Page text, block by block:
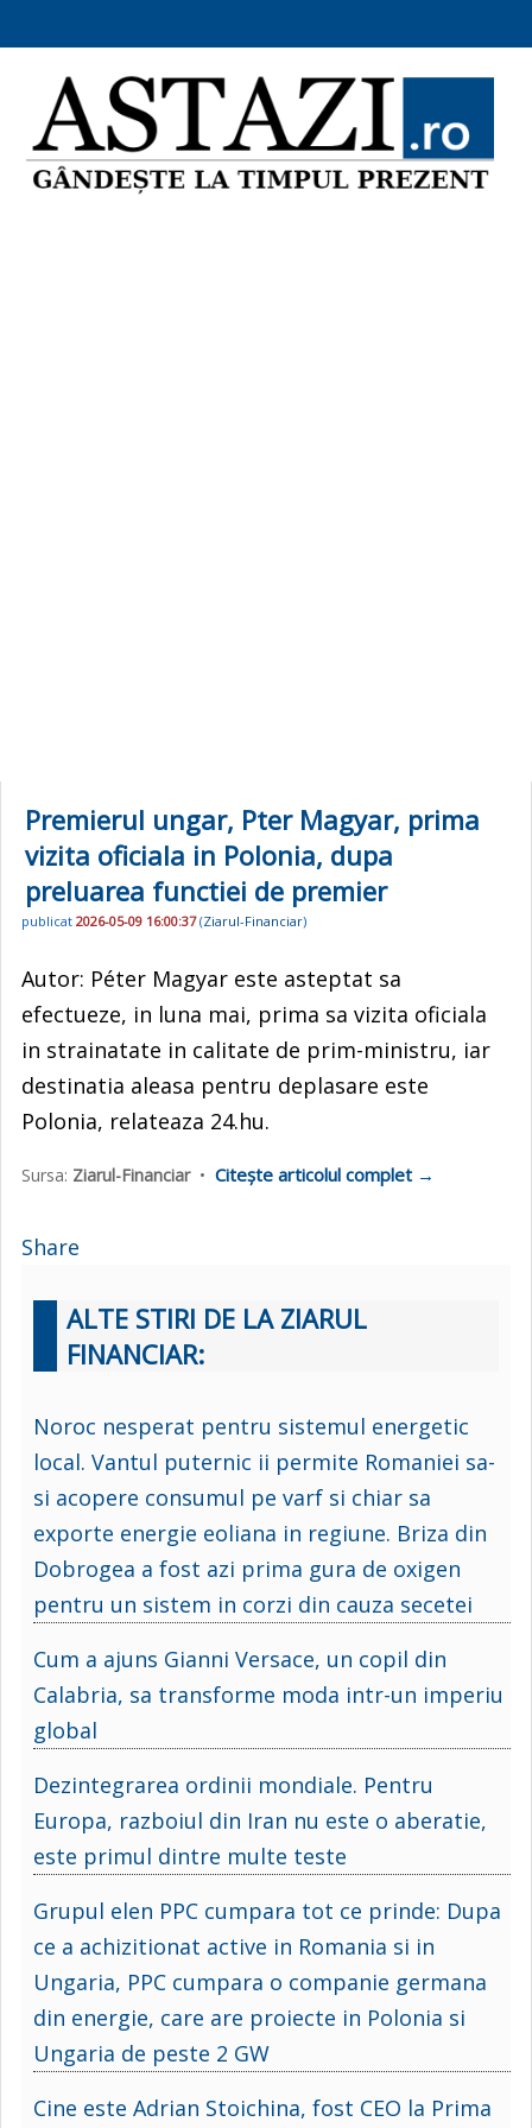
Premierul ungar, Pter Magyar, prima
vizita oficiala in Polonia, dupa
preluarea functiei de premier
publicat 2026-05-09 16:00:37(Ziarul-Financiar)
Autor: Péter Magyar este asteptat sa
efectueze, in luna mai, prima sa vizita oficiala
in strainatate in calitate de prim-ministru, iar
destinatia aleasa pentru deplasare este
Polonia, relateaza 24.hu.
Sursa: Ziarul-Financiar• Citește articolul complet →
Share
ALTE STIRI DE LA ZIARUL
FINANCIAR:
Noroc nesperat pentru sistemul energetic
local. Vantul puternic ii permite Romaniei sa-
si acopere consumul pe varf si chiar sa
exporte energie eoliana in regiune. Briza din
Dobrogea a fost azi prima gura de oxigen
pentru un sistem in corzi din cauza secetei
Cum a ajuns Gianni Versace, un copil din
Calabria, sa transforme moda intr-un imperiu
global
Dezintegrarea ordinii mondiale. Pentru
Europa, razboiul din Iran nu este o aberatie,
este primul dintre multe teste
Grupul elen PPC cumpara tot ce prinde: Dupa
ce a achizitionat active in Romania si in
Ungaria, PPC cumpara o companie germana
din energie, care are proiecte in Polonia si
Ungaria de peste 2 GW
Cine este Adrian Stoichina, fost CEO la Prima